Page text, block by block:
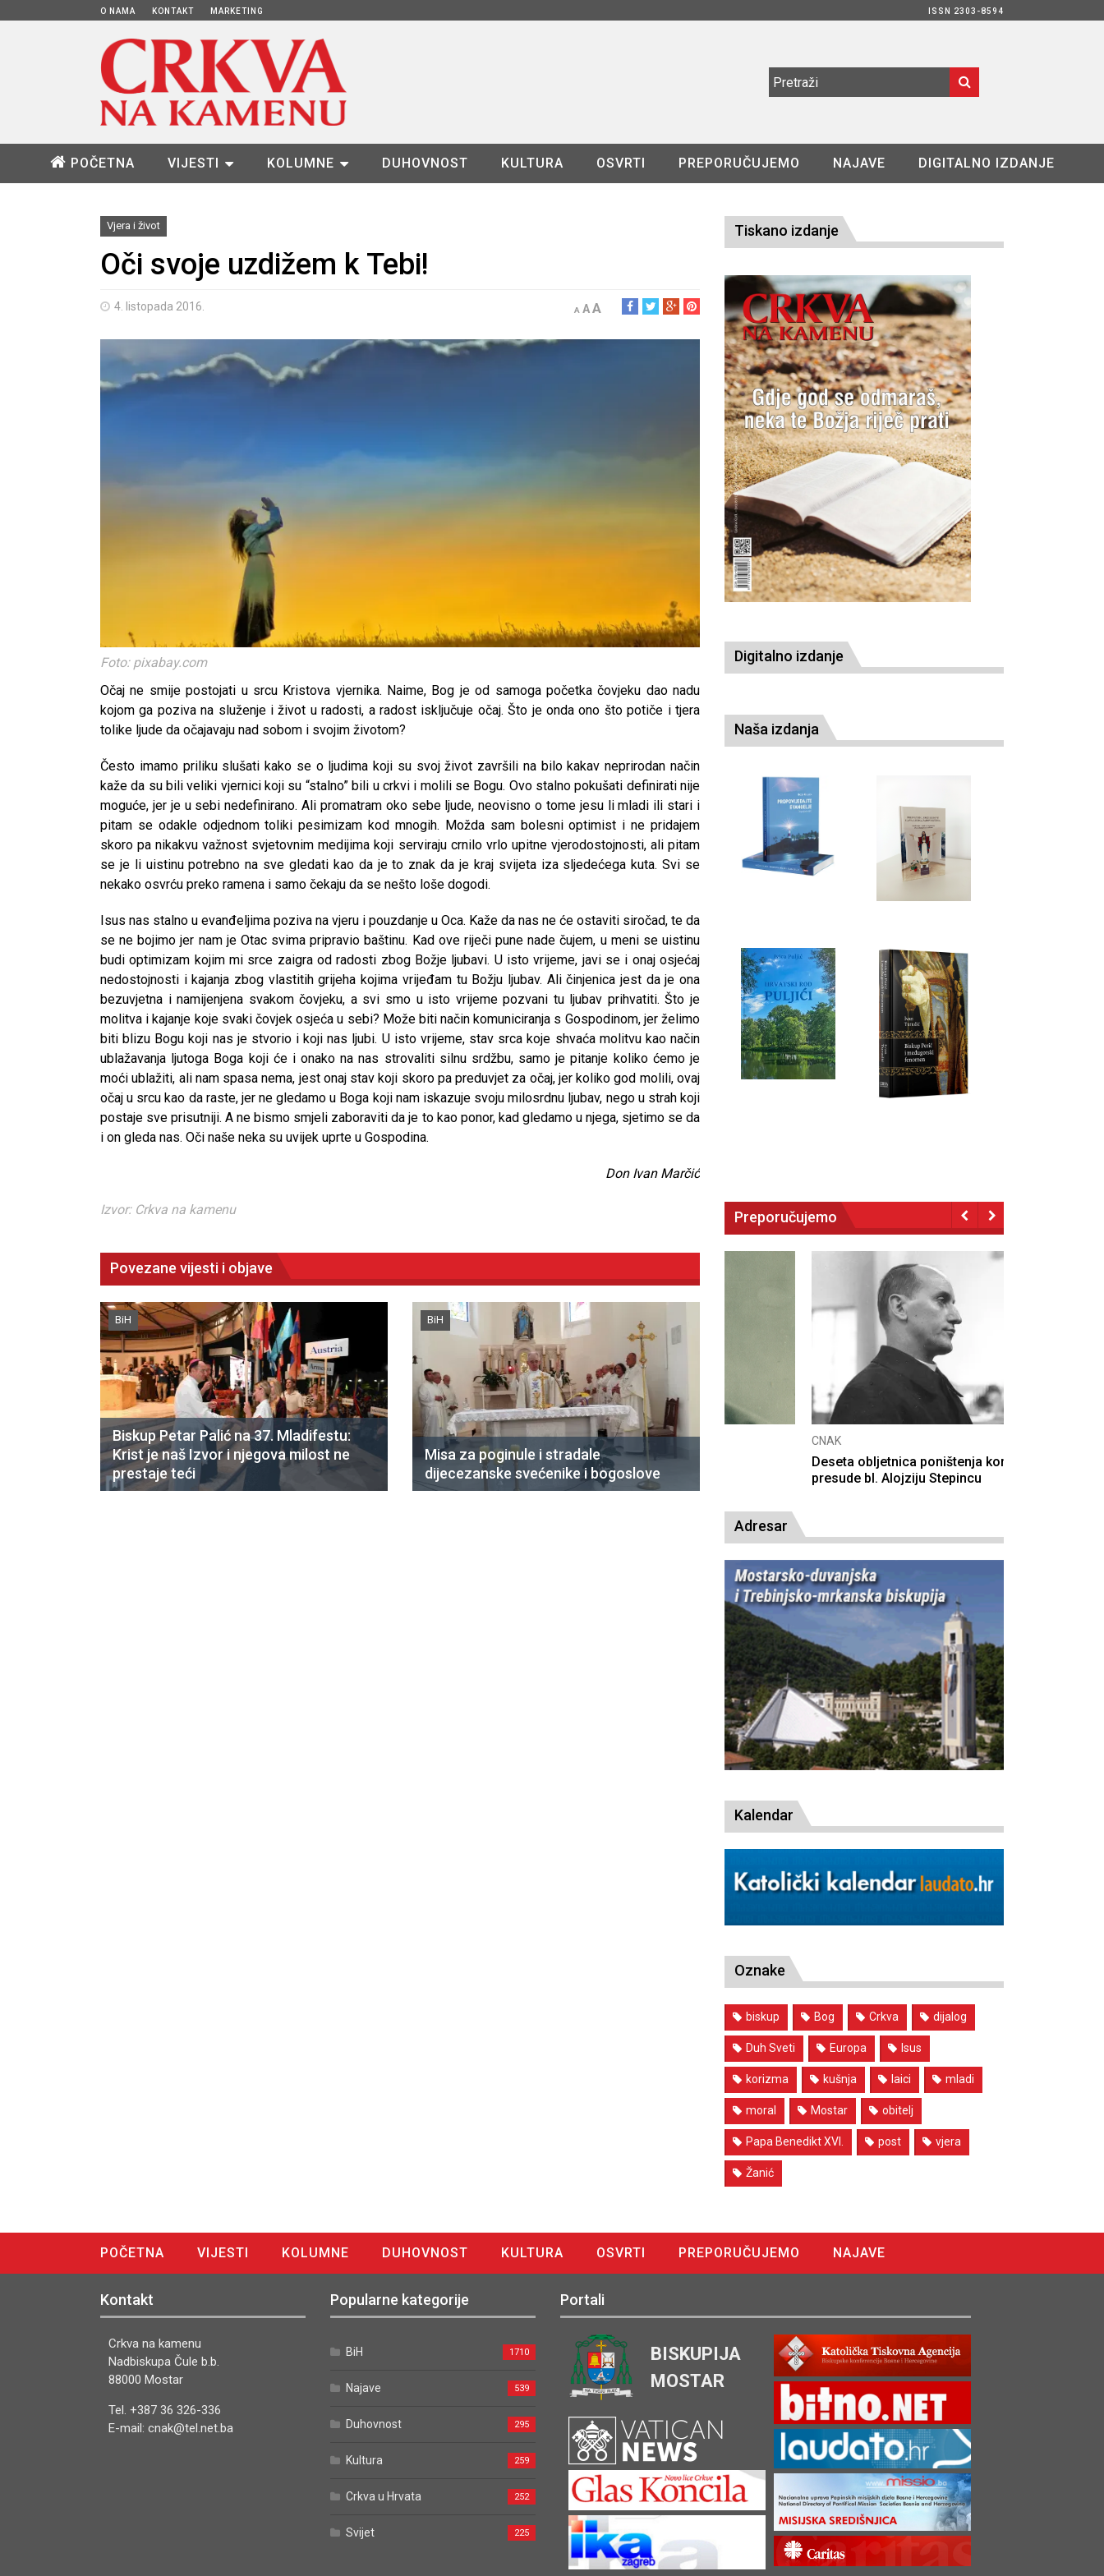
O NAMA KONTAKT MARKETING ISSN 2303-8594
POČETNA VIJESTI KOLUMNE DUHOVNOST KULTURA OSVRTI PREPORUČUJEMO NAJAVE DIGITALNO IZDANJE
Vjera i život
Oči svoje uzdižem k Tebi!
4. listopada 2016. A AA
Foto: pixabay.com
Očaj ne smije postojati u srcu Kristova vjernika. Naime, Bog je od samoga početka čovjeku dao nadu
kojom ga poziva na služenje i život u radosti, a radost isključuje očaj. Što je onda ono što potiče i tjera
tolike ljude da očajavaju nad sobom i svojim životom?
Često imamo priliku slušati kako se o ljudima koji su svoj život završili na bilo kakav neprirodan način
kaže da su bili veliki vjernici koji su “stalno” bili u crkvi i molili se Bogu. Ovo stalno pokušati definirati nije
moguće, jer je u sebi nedefinirano. Ali promatram oko sebe ljude, neovisno o tome jesu li mladi ili stari i
pitam se odakle odjednom toliki pesimizam kod mnogih. Možda sam bolesni optimist i ne pridajem
skoro pa nikakvu važnost svjetovnim medijima koji serviraju crnilo vrlo upitne vjerodostojnosti, ali pitam
se je li uistinu potrebno na sve gledati kao da je to znak da je kraj svijeta iza sljedećega kuta. Svi se
nekako osvrću preko ramena i samo čekaju da se nešto loše dogodi.
Isus nas stalno u evanđeljima poziva na vjeru i pouzdanje u Oca. Kaže da nas ne će ostaviti siročad, te da
se ne bojimo jer nam je Otac svima pripravio baštinu. Kad ove riječi pune nade čujem, u meni se uistinu
budi optimizam kojim mi srce zaigra od radosti zbog Božje ljubavi. U isto vrijeme, javi se i onaj osjećaj
nedostojnosti i kajanja zbog vlastitih grijeha kojima vrijeđam tu Božju ljubav. Ali činjenica jest da je ona
bezuvjetna i namijenjena svakom čovjeku, a svi smo u isto vrijeme pozvani tu ljubav prihvatiti. Što je
molitva i kajanje koje svaki čovjek osjeća u sebi? Može biti način komuniciranja s Gospodinom, jer želimo
biti blizu Bogu koji nas je stvorio i koji nas ljubi. U isto vrijeme, stav srca koje shvaća molitvu kao način
ublažavanja ljutoga Boga koji će i onako na nas strovaliti silnu srdžbu, samo je pitanje koliko ćemo je
moći ublažiti, ali nam spasa nema, jest onaj stav koji skoro pa preduvjet za očaj, jer koliko god molili, ovaj
očaj u srcu kao da raste, jer ne gledamo u Boga koji nam iskazuje svoju milosrdnu ljubav, nego u strah koji
postaje sve prisutniji. A ne bismo smjeli zaboraviti da je to kao ponor, kad gledamo u njega, sjetimo se da
i on gleda nas. Oči naše neka su uvijek uprte u Gospodina.
Don Ivan Marčić
Izvor: Crkva na kamenu
Povezane vijesti i objave
BiH
Biskup Petar Palić na 37. Mladifestu:
Krist je naš Izvor i njegova milost ne
prestaje teći
BiH
Misa za poginule i stradale
dijecezanske svećenike i bogoslove
Tiskano izdanje
Digitalno izdanje
Naša izdanja
Preporučujemo
CNAK
Kad se nasilje pretvara u optužnicu
CNAK
Smrtovdan nadbiskupa Petra Čule
Deseta obljetnica poništenja komunističke
presude bl. Alojziju Stepincu
Adresar
Kalendar
Oznake
biskup Bog Crkva dijalog
Duh Sveti Europa Isus
korizma kušnja laici mladi
moral Mostar obitelj
Papa Benedikt XVI. post vjera
Žanić
POČETNA VIJESTI KOLUMNE DUHOVNOST KULTURA OSVRTI PREPORUČUJEMO
NAJAVE
Kontakt
Crkva na kamenu
Nadbiskupa Čule b.b.
88000 Mostar
Tel. +387 36 326-336
E-mail: cnak@tel.net.ba
Popularne kategorije
BiH 1710
Najave 539
Duhovnost 295
Kultura 259
Crkva u Hrvata 252
Svijet 225
Portali
BISKUPIJA
MOSTAR